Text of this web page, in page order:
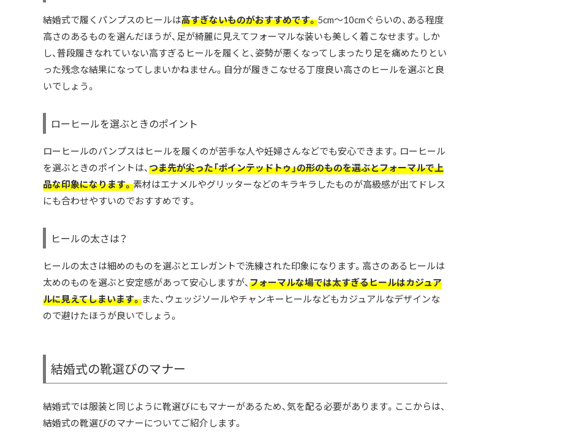
結婚式で履くパンプスのヒールは高すぎないものがおすすめです。5cm～10cmぐらいの、ある程度
高さのあるものを選んだほうが、足が綺麗に見えてフォーマルな装いも美しく着こなせます。しか
し、普段履きなれていない高すぎるヒールを履くと、姿勢が悪くなってしまったり足を痛めたりとい
った残念な結果になってしまいかねません。自分が履きこなせる丁度良い高さのヒールを選ぶと良
いでしょう。
ローヒールを選ぶときのポイント
ローヒールのパンプスはヒールを履くのが苦手な人や妊婦さんなどでも安心できます。ローヒール
を選ぶときのポイントは、つま先が尖った「ポインテッドトゥ」の形のものを選ぶとフォーマルで上
品な印象になります。素材はエナメルやグリッターなどのキラキラしたものが高級感が出てドレス
にも合わせやすいのでおすすめです。
ヒールの太さは？
ヒールの太さは細めのものを選ぶとエレガントで洗練された印象になります。高さのあるヒールは
太めのものを選ぶと安定感があって安心しますが、フォーマルな場では太すぎるヒールはカジュア
ルに見えてしまいます。また、ウェッジソールやチャンキーヒールなどもカジュアルなデザインな
ので避けたほうが良いでしょう。
結婚式の靴選びのマナー
結婚式では服装と同じように靴選びにもマナーがあるため、気を配る必要があります。ここからは、
結婚式の靴選びのマナーについてご紹介します。